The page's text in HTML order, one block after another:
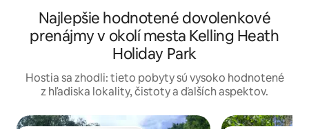
Najlepšie hodnotené dovolenkové
prenájmy v okolí mesta Kelling Heath
Holiday Park
Hostia sa zhodli: tieto pobyty sú vysoko hodnotené
z hľadiska lokality, čistoty a ďalších aspektov.